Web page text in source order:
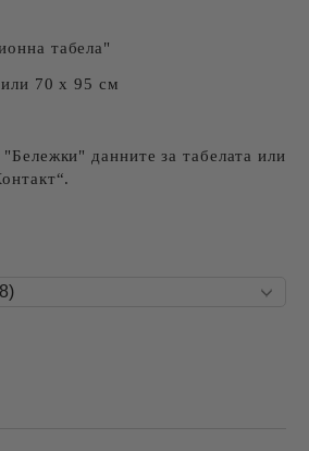
табела"
70 х 95 см
данните за табелата или